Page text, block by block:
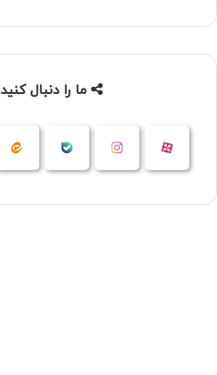
ما را دنبال کنید
آپارات اینستاگرام